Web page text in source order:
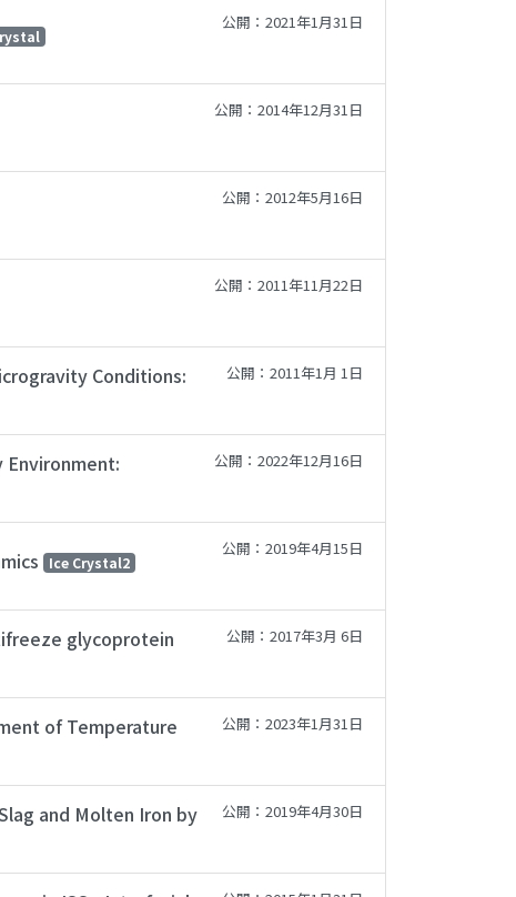
公開：2021年1月31日
公開：2014年12月31日
公開：2012年5月16日
公開：2011年11月22日
Conditions: 公開：2011年1月 1日
Environment: 公開：2022年12月16日
Ice Crystal2
公開：2019年4月15日
glycoprotein 公開：2017年3月 6日
of Temperature 公開：2023年1月31日
and Molten Iron by 公開：2019年4月30日